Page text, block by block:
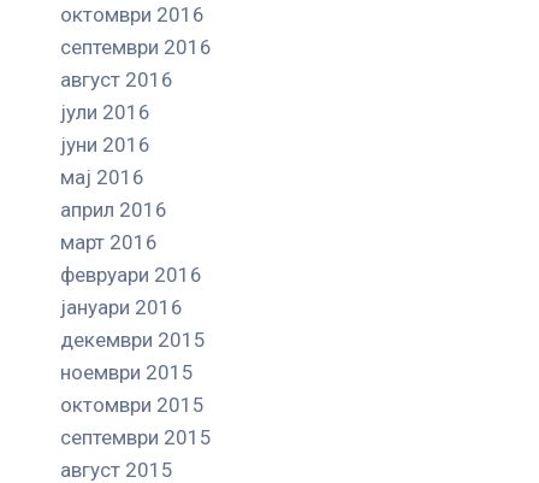
октомври 2016
септември 2016
август 2016
јули 2016
јуни 2016
мај 2016
април 2016
март 2016
февруари 2016
јануари 2016
декември 2015
ноември 2015
октомври 2015
септември 2015
август 2015